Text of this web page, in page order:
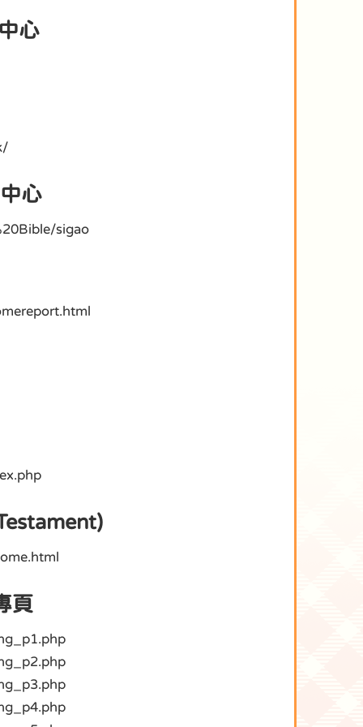
心
心
sigao
頁